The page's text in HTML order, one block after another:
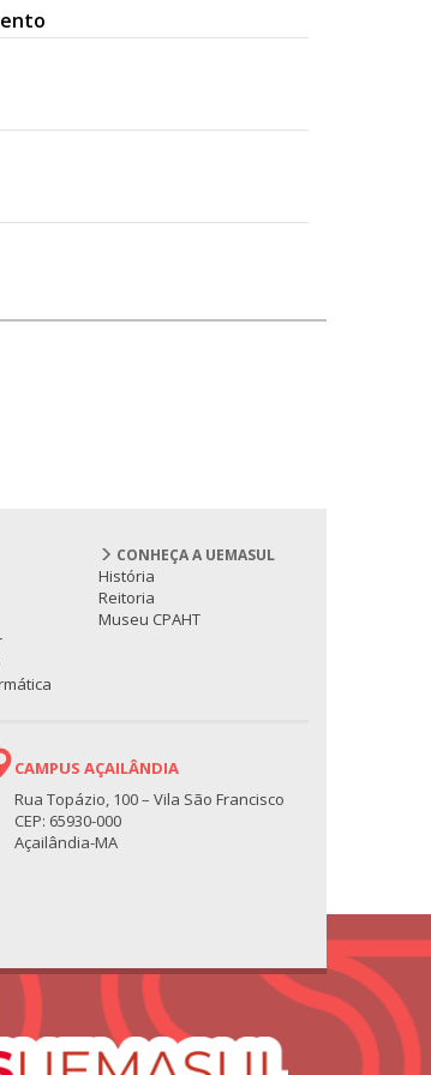
CONHEÇA A UEMASUL
História
Reitoria
Museu CPAHT
CAMPUS AÇAILÂNDIA
Rua Topázio, 100 – Vila São Francisco
CEP: 65930-000
Açailândia-MA